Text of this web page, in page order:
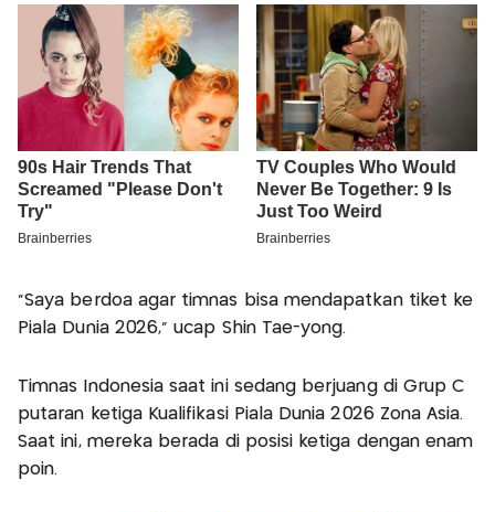
"Saya berdoa agar timnas bisa mendapatkan tiket ke
Piala Dunia 2026," ucap Shin Tae-yong.
Timnas Indonesia saat ini sedang berjuang di Grup C
putaran ketiga Kualifikasi Piala Dunia 2026 Zona Asia.
Saat ini, mereka berada di posisi ketiga dengan enam
poin.